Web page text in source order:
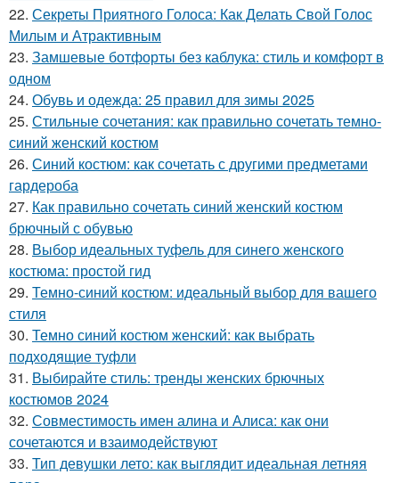
22. Секреты Приятного Голоса: Как Делать Свой Голос
Милым и Атрактивным
23. Замшевые ботфорты без каблука: стиль и комфорт в
одном
24. Обувь и одежда: 25 правил для зимы 2025
25. Стильные сочетания: как правильно сочетать темно-
синий женский костюм
26. Синий костюм: как сочетать с другими предметами
гардероба
27. Как правильно сочетать синий женский костюм
брючный с обувью
28. Выбор идеальных туфель для синего женского
костюма: простой гид
29. Темно-синий костюм: идеальный выбор для вашего
стиля
30. Темно синий костюм женский: как выбрать
подходящие туфли
31. Выбирайте стиль: тренды женских брючных
костюмов 2024
32. Совместимость имен алина и Алиса: как они
сочетаются и взаимодействуют
33. Тип девушки лето: как выглядит идеальная летняя